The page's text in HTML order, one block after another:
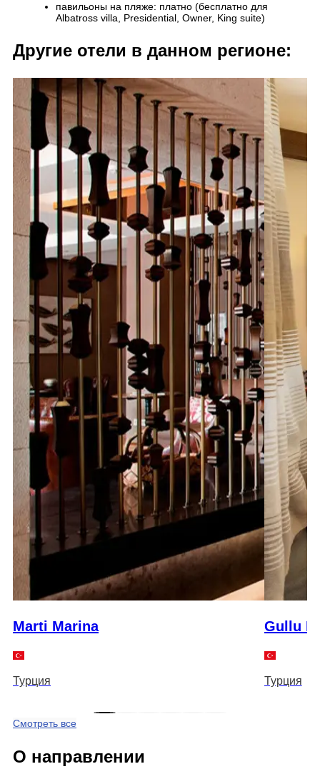
павильоны на пляже: платно (бесплатно для
Albatross villa, Presidential, Owner, King suite)
Другие отели в данном регионе:
Marti Marina
Турция
Gullu
Турция
Смотреть все
О направлении